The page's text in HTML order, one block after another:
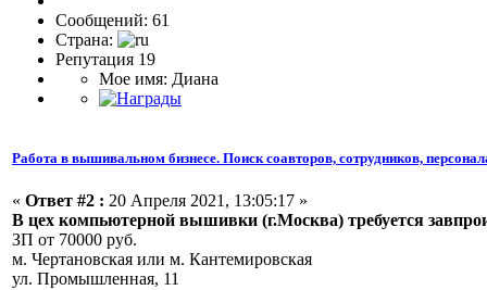
Сообщений: 61
Страна:
Репутация 19
Мое имя: Диана
Работа в вышивальном бизнесе. Поиск соавторов, сотрудников,
« Ответ #2 : 20 Апреля 2021, 13:05:17 »
В цех компьютерной вышивки (г.Москва) требуется
ЗП от 70000 руб.
м. Чертановская или м. Кантемировская
ул. Промышленная, 11